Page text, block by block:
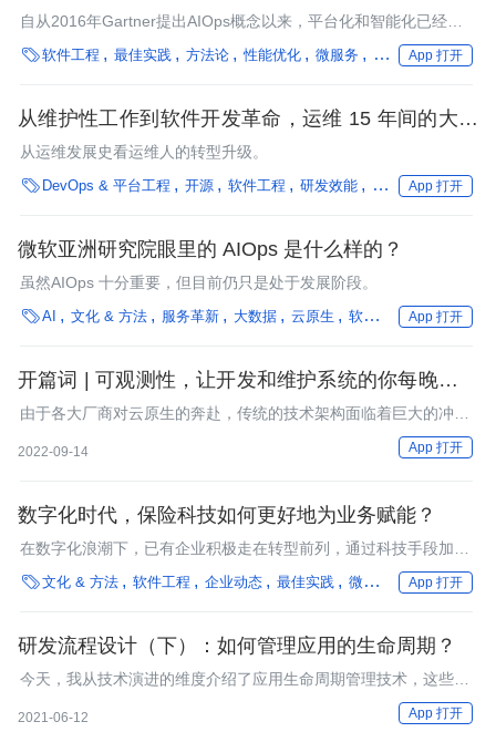
（一）
自从2016年Gartner提出AIOps概念以来，平台化和智能化已经成
为了运维体系发展的大趋势。从整体来看，运维发展可以分为5个
阶段，分别为手工及脚本运维、工具标准化运维、平台自动化运
软件工程 最佳实践 方法论 性能优化 微服务 数字化转型 行业
App 打开
从维护性工作到软件开发革命，运维 15 年间的大逆
转
从运维发展史看运维人的转型升级。
 DevOps & 平台工程 开源 软件工程 研发效能 腾讯 性能优化
App 打开
微软亚洲研究院眼里的 AIOps 是什么样的？
虽然AIOps 十分重要，但目前仍只是处于发展阶段。
AI 文化 & 方法 服务革新 大数据 云原生 软件工程 企业动态
App 打开
开篇词 | 可观测性，让开发和维护系统的你每晚都能
睡个好觉！
由于各大厂商对云原生的奔赴，传统的技术架构面临着巨大的冲
击，监控也被架到了一个不得不革自己命的位置。在这样的背景之
下，可观测性（Observability）脱颖而出。
2022-09-14 App 打开
数字化时代，保险科技如何更好地为业务赋能？
在数字化浪潮下，已有企业积极走在转型前列，通过科技手段加速
变革。
文化 & 方法 软件工程 企业动态 最佳实践 微服务 数字化转型
App 打开
研发流程设计（下）：如何管理应用的生命周期？
今天，我从技术演进的维度介绍了应用生命周期管理技术，这些技
2021-06-12 App 打开